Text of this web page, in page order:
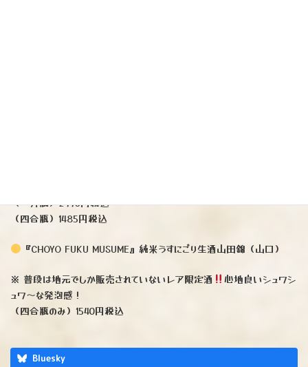
（一升瓶）2970円税込
（四合瓶）1485円税込
『CHOYO FUKU MUSUME』純米うすにごり生酒山田錦（山口）
※ 普段は地元でしか販売されていないレア限定酒
心地良いシュワシ
ュワ～な発泡感！
（四合瓶のみ）1540円税込
Bluesky